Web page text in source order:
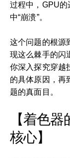
过程中，GPU的
中“崩溃”。
这个问题的根源
现这么棘手的闪
你深入探究穿越
的具体原因，再
题的真面目。
【着色
核心】